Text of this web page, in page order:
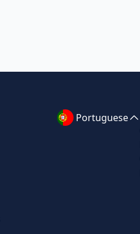
Portuguese